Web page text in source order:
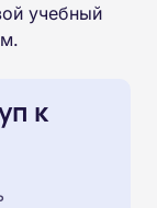
учебный
к